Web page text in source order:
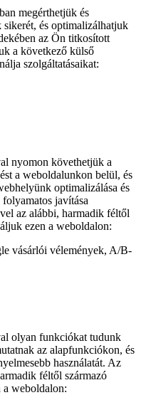
megérthetjük és
és optimalizálhatjuk
az Ön titkosított
a következő külső
szolgáltatásaikat:
nyomon követhetjük a
a weboldalunkon belül, és
optimalizálása és
javítása
az alábbi, harmadik féltől
ezen a weboldalon:
vásárlói vélemények, A/B-
olyan funkciókat tudunk
az alapfunkciókon, és
használatát. Az
féltől származó
a weboldalon: